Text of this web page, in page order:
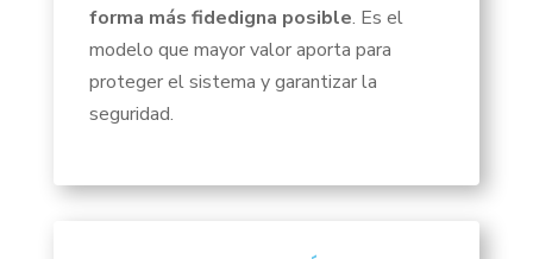
forma más fidedigna posible. Es el
modelo que mayor valor aporta para
proteger el sistema y garantizar la
seguridad.